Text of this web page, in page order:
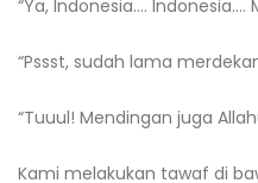
“Ya, Indonesia…. Indonesia….
“Pssst, sudah lama
“Tuuul! Mendingan juga
Kami melakukan tawaf di